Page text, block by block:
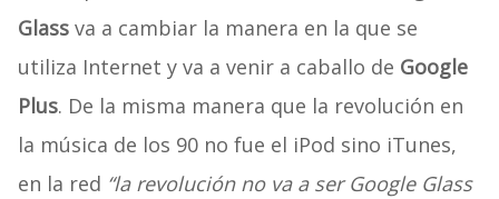
Glassva a cambiar la manera en la que se
utiliza Internet y va a venir a caballo de Google
Plus. De la misma manera que la revolución en
la música de los 90 no fue el iPod sino iTunes,
en la red “la revolución no va a ser Google Glass